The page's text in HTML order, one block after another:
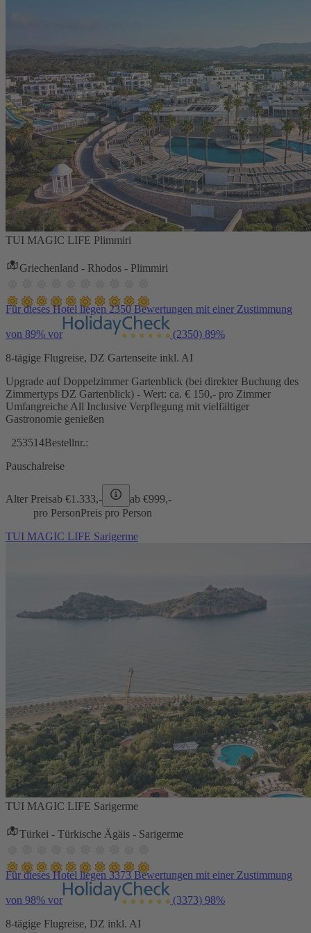
TUI MAGIC LIFE Plimmiri
Griechenland - Rhodos - Plimmiri
Für dieses Hotel liegen 2350 Bewertungen mit einer Zustimmung
von 89% vor (2350) 89%
8-tägige Flugreise, DZ Gartenseite inkl. AI
Upgrade auf Doppelzimmer Gartenblick (bei direkter Buchung des
Zimmertyps DZ Gartenblick) - Wert: ca. € 150,- pro Zimmer
Umfangreiche All Inclusive Verpflegung mit vielfältiger
Gastronomie genießen
253514Bestellnr.:
Pauschalreise
Alter Preisab €1.333,- ab €999,-
pro PersonPreis pro Person
TUI MAGIC LIFE Sarigerme
TUI MAGIC LIFE Sarigerme
Türkei - Türkische Ägäis - Sarigerme
Für dieses Hotel liegen 3373 Bewertungen mit einer Zustimmung
von 98% vor (3373) 98%
8-tägige Flugreise, DZ inkl. AI